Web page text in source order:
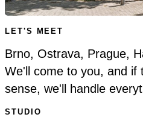
LET'S MEET
Brno, Ostrava, Prague,
We'll come to you, and if
sense, we'll handle
STUDIO